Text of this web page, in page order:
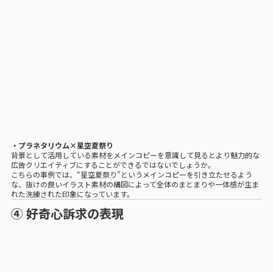
・プラネタリウム×星空夏祭り
背景として活用している素材をメインコピーを意識して見るとより魅力的な
広告クリエイティブにすることができるではないでしょうか。
こちらの事例では、“星空夏祭り”というメインコピーを引き立たせるよう
な、抜けの良いイラスト素材の構図によって全体のまとまりや一体感が生ま
れた洗練された印象になっています。
④ 好奇心訴求の表現